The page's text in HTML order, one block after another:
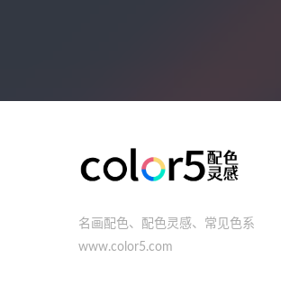
名画配色、配色灵感、常见色系
www.color5.com